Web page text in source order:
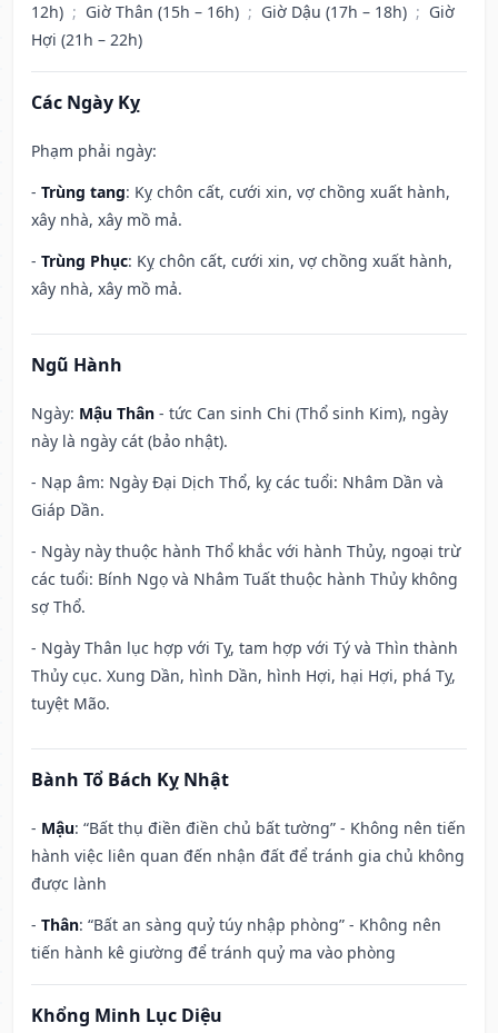
12h) ; Giờ Thân (15h – 16h) ; Giờ Dậu (17h – 18h) ; Giờ
Hợi (21h – 22h)
Các Ngày Kỵ
Phạm phải ngày:
- Trùng tang: Kỵ chôn cất, cưới xin, vợ chồng xuất hành,
xây nhà, xây mồ mả.
- Trùng Phục: Kỵ chôn cất, cưới xin, vợ chồng xuất hành,
xây nhà, xây mồ mả.
Ngũ Hành
Ngày: Mậu Thân - tức Can sinh Chi (Thổ sinh Kim), ngày
này là ngày cát (bảo nhật).
- Nạp âm: Ngày Đại Dịch Thổ, kỵ các tuổi: Nhâm Dần và
Giáp Dần.
- Ngày này thuộc hành Thổ khắc với hành Thủy, ngoại trừ
các tuổi: Bính Ngọ và Nhâm Tuất thuộc hành Thủy không
sợ Thổ.
- Ngày Thân lục hợp với Tỵ, tam hợp với Tý và Thìn thành
Thủy cục. Xung Dần, hình Dần, hình Hợi, hại Hợi, phá Tỵ,
tuyệt Mão.
Bành Tổ Bách Kỵ Nhật
- Mậu: “Bất thụ điền điền chủ bất tường” - Không nên tiến
hành việc liên quan đến nhận đất để tránh gia chủ không
được lành
- Thân: “Bất an sàng quỷ túy nhập phòng” - Không nên
tiến hành kê giường để tránh quỷ ma vào phòng
Khổng Minh Lục Diệu